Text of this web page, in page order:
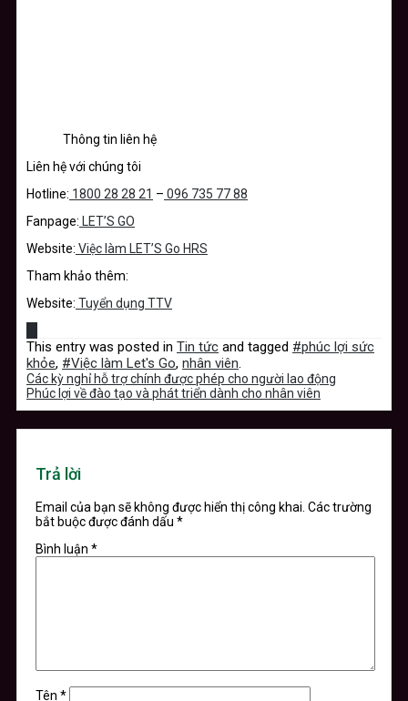
Thông tin liên hệ
Liên hệ với chúng tôi
Hotline: 1800 28 28 21 – 096 735 77 88
Fanpage: LET’S GO
Website: Việc làm LET’S Go HRS
Tham khảo thêm:
Website: Tuyển dụng TTV
This entry was posted in Tin tức and tagged #phúc lợi sức
khỏe, #Việc làm Let's Go, nhân viên.
Các kỳ nghỉ hỗ trợ chính được phép cho người lao động
Phúc lợi về đào tạo và phát triển dành cho nhân viên
Trả lời
Email của bạn sẽ không được hiển thị công khai. Các trường
bắt buộc được đánh dấu *
Bình luận *
Tên *